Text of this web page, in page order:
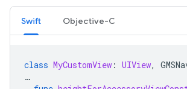
Swift Objective-C
class MyCustomView : UIView,
…